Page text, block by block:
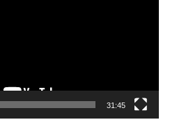
31:45